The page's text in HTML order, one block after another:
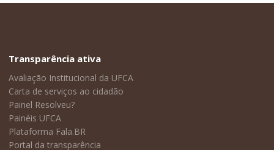
Transparência ativa
Avaliação Institucional da UFCA
Carta de serviços ao cidadão
Painel Resolveu?
Painéis UFCA
Plataforma Fala.BR
Portal da transparência